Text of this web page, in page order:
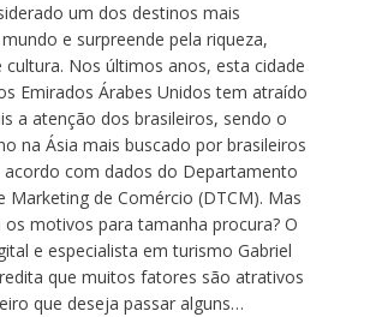
um dos destinos mais
e surpreende pela riqueza,
cultura. Nos últimos anos, esta cidade
Emirados Árabes Unidos tem atraído
a atenção dos brasileiros, sendo o
na Ásia mais buscado por brasileiros
acordo com dados do Departamento
Marketing de Comércio (DTCM). Mas
os motivos para tamanha procura? O
e especialista em turismo Gabriel
que muitos fatores são atrativos
que deseja passar alguns…